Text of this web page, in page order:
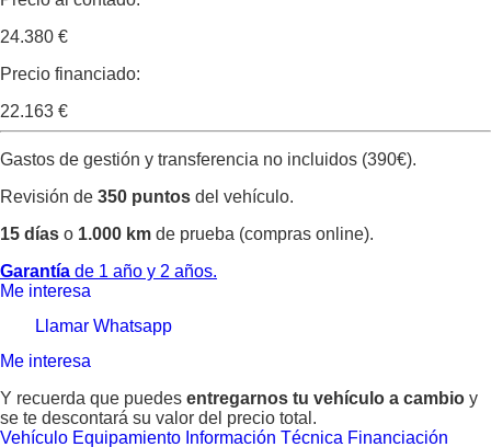
24.380 €
Precio financiado:
22.163 €
Gastos de gestión y transferencia no incluidos (390€).
Revisión de 350 puntos del vehículo.
15 días o 1.000 km de prueba (compras online).
Garantía de 1 año y 2 años.
Me interesa
Llamar Whatsapp
Me interesa
Y recuerda que puedes entregarnos tu vehículo a cambio y
se te descontará su valor del precio total.
Vehículo Equipamiento Información Técnica Financiación